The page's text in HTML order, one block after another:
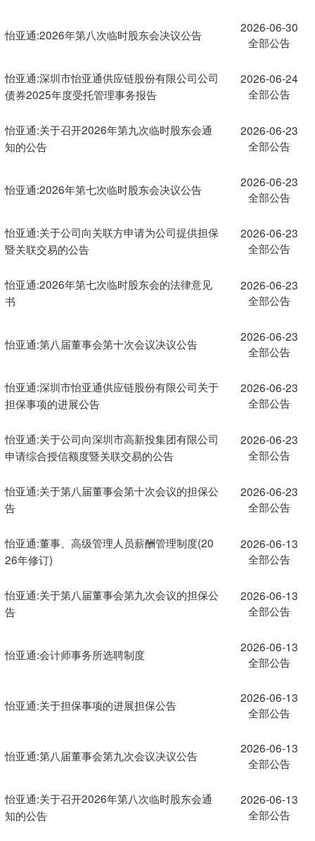
怡亚通:2026年第八次临时股东会决议公告
2026-06-30
全部公告
怡亚通:深圳市怡亚通供应链股份有限公司公司
债券2025年度受托管理事务报告
2026-06-24
全部公告
怡亚通:关于召开2026年第九次临时股东会通
知的公告
2026-06-23
全部公告
怡亚通:2026年第七次临时股东会决议公告
2026-06-23
全部公告
怡亚通:关于公司向关联方申请为公司提供担保
暨关联交易的公告
2026-06-23
全部公告
怡亚通:2026年第七次临时股东会的法律意见
书
2026-06-23
全部公告
怡亚通:第八届董事会第十次会议决议公告
2026-06-23
全部公告
怡亚通:深圳市怡亚通供应链股份有限公司关于
担保事项的进展公告
2026-06-23
全部公告
怡亚通:关于公司向深圳市高新投集团有限公司
申请综合授信额度暨关联交易的公告
2026-06-23
全部公告
怡亚通:关于第八届董事会第十次会议的担保公
告
2026-06-23
全部公告
怡亚通:董事、高级管理人员薪酬管理制度(20
26年修订)
2026-06-13
全部公告
怡亚通:关于第八届董事会第九次会议的担保公
告
2026-06-13
全部公告
怡亚通:会计师事务所选聘制度
2026-06-13
全部公告
怡亚通:关于担保事项的进展担保公告
2026-06-13
全部公告
怡亚通:第八届董事会第九次会议决议公告
2026-06-13
全部公告
怡亚通:关于召开2026年第八次临时股东会通
知的公告
2026-06-13
全部公告